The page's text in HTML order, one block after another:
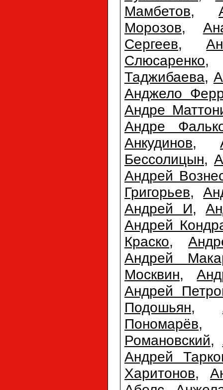
Мамбетов,
Морозов,
Сергеев,
Слюсаренко
Таджибаева,
Анджело
Андре
Андре
Анкудинов,
Бессолицын,
Андрей
Григорьев,
Андрей И,
Андрей
Краско,
Андрей
Москвин,
Андрей
Подошьян,
Пономарёв
Романовский,
Андрей
Харитонов,